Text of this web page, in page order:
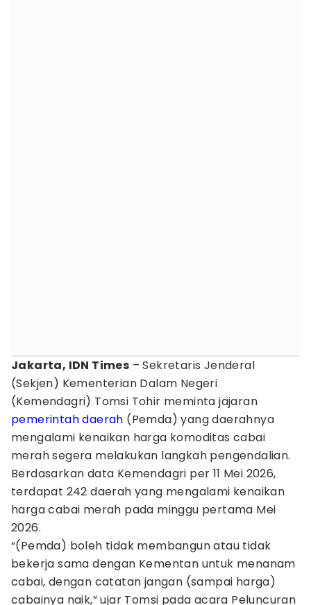
Jakarta, IDN Times – Sekretaris Jenderal
(Sekjen) Kementerian Dalam Negeri
(Kemendagri) Tomsi Tohir meminta jajaran
pemerintah daerah (Pemda) yang daerahnya
mengalami kenaikan harga komoditas cabai
merah segera melakukan langkah pengendalian.
Berdasarkan data Kemendagri per 11 Mei 2026,
terdapat 242 daerah yang mengalami kenaikan
harga cabai merah pada minggu pertama Mei
2026.
“(Pemda) boleh tidak membangun atau tidak
bekerja sama dengan Kementan untuk menanam
cabai, dengan catatan jangan (sampai harga)
cabainya naik,” ujar Tomsi pada acara Peluncuran